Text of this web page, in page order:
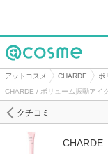
@cosme
アットコスメ CHARDE ボ
CHARDE / ボリューム振動アイ
クチコミ
CHARDE